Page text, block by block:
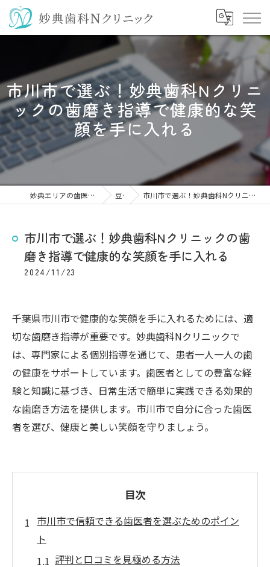
市川市で選ぶ！妙典歯科Nクリニ
ックの歯磨き指導で健康的な笑
顔を手に入れる
妙典エリアの歯医者なら妙典歯科Nクリニック 豆知識 市川市で選ぶ！妙典歯科Nクリニックの歯磨き指導で健康的な笑顔を手に入れる
市川市で選ぶ！妙典歯科Nクリニックの歯
磨き指導で健康的な笑顔を手に入れる
2024/11/23
千葉県市川市で健康的な笑顔を手に入れるためには、適
切な歯磨き指導が重要です。妙典歯科Nクリニックで
は、専門家による個別指導を通じて、患者一人一人の歯
の健康をサポートしています。歯医者としての豊富な経
験と知識に基づき、日常生活で簡単に実践できる効果的
な歯磨き方法を提供します。市川市で自分に合った歯医
者を選び、健康と美しい笑顔を守りましょう。
目次
市川市で信頼できる歯医者を選ぶためのポイン
ト
評判と口コミを見極める方法